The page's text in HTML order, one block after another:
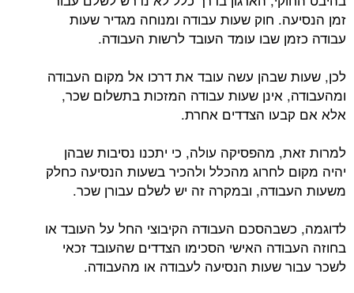
זמן הנסיעה. חוק שעות עבודה ומנוחה מגדיר שעות
עבודה כזמן שבו עומד העובד לרשות העבודה.
לכן, שעות שבהן עשה עובד את דרכו אל מקום העבודה
ומהעבודה, אינן שעות עבודה המזכות בתשלום שכר,
אלא אם קבעו הצדדים אחרת.
למרות זאת, מהפסיקה עולה, כי יתכנו נסיבות שבהן
יהיה מקום לחרוג מהכלל ולהכיר בשעות הנסיעה כחלק
משעות העבודה, ובמקרה זה יש לשלם עבורן שכר.
לדוגמה, כשבהסכם העבודה הקיבוצי החל על העובד או
בחוזה העבודה האישי הסכימו הצדדים שהעובד זכאי
לשכר עבור שעות הנסיעה לעבודה או מהעבודה.